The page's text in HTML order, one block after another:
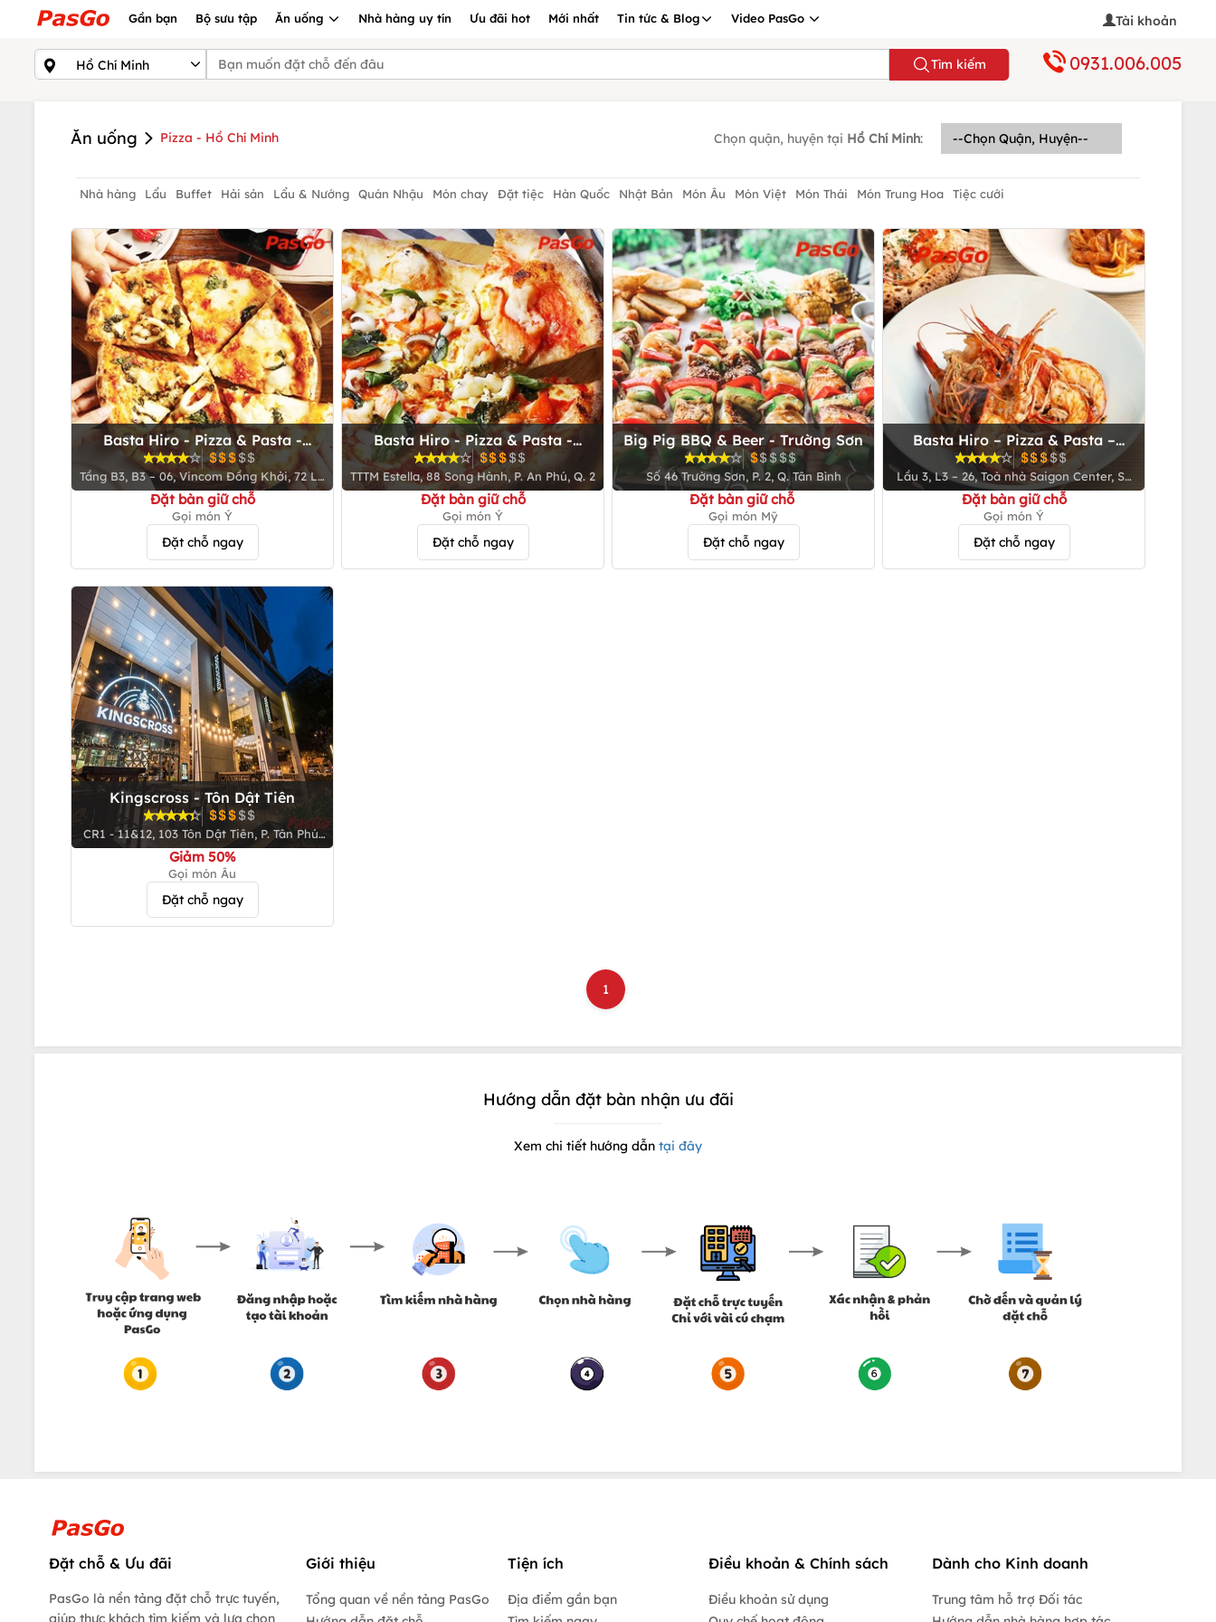
Gần bạn Bộ sưu tập Ăn uống Nhà hàng uy tín Ưu đãi hot Mới nhất Tin tức & Blog Video PasGo Tài khoản
Tìm kiếm 0931.006.005
Ăn uống Pizza - Hồ Chí Minh Chọn quận, huyện tại Hồ Chí Minh:
Nhà hàng Lẩu Buffet Hải sản Lẩu & Nướng Quán Nhậu Món chay Đặt tiệc Hàn Quốc Nhật Bản Món Âu Món Việt Món Thái Món Trung Hoa Tiệc cưới
Basta Hiro - Pizza & Pasta -
Vincom Đồng Khởi
Tầng B3, B3 – 06, Vincom Đồng Khởi, 72 Lê
Thánh Tôn, P. Bến Nghé, Q. 1
Đặt bàn giữ chỗ
Gọi món Ý
Đặt chỗ ngay
Basta Hiro - Pizza & Pasta -
Estella Place
TTTM Estella, 88 Song Hành, P. An Phú, Q. 2
Đặt bàn giữ chỗ
Gọi món Ý
Đặt chỗ ngay
Big Pig BBQ & Beer - Trường Sơn
Số 46 Trường Sơn, P. 2, Q. Tân Bình
Đặt bàn giữ chỗ
Gọi món Mỹ
Đặt chỗ ngay
Basta Hiro – Pizza & Pasta –
Saigon Centre
Lầu 3, L3 – 26, Toà nhà Saigon Center, Số
65 Lê Lợi, P. Bến Nghé, Q. 1
Đặt bàn giữ chỗ
Gọi món Ý
Đặt chỗ ngay
Kingscross - Tôn Dật Tiên
CR1 - 11&12, 103 Tôn Dật Tiên, P. Tân Phú,
Q. 7
Giảm 50%
Gọi món Âu
Đặt chỗ ngay
1
Hướng dẫn đặt bàn nhận ưu đãi
Xem chi tiết hướng dẫn tại đây
Đặt chỗ & Ưu đãi
PasGo là nền tảng đặt chỗ trực tuyến,
giúp thực khách tìm kiếm và lựa chọn
Giới thiệu
Tổng quan về nền tảng PasGo
Tiện ích
Địa điểm gần bạn
Điều khoản & Chính sách
Điều khoản sử dụng
Dành cho Kinh doanh
Trung tâm hỗ trợ Đối tác